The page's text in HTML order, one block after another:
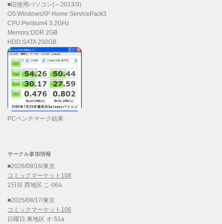
■旧使用パソコン(～2013/3)
OS:WindowsXP Home ServicePack3
CPU:Pentium4 3.2GHz
Memory:DDR 2GB
HDD:SATA 200GB
PCベンチマーク結果
サークル参加情報
■2026/08/16/東京
コミックマーケット108
2日目 西地区 こ-06a
■2025/08/17/東京
コミックマーケット106
日曜日 東地区 オ-51a